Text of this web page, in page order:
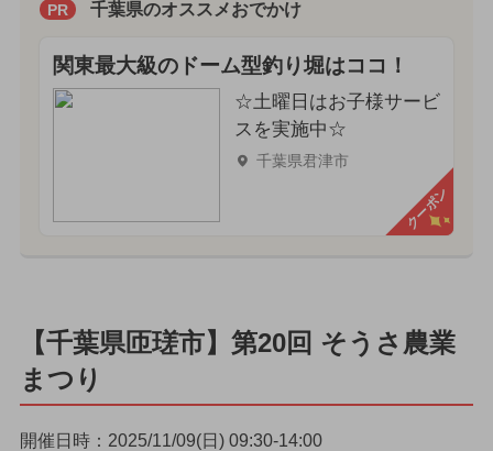
PR 千葉県のオススメおでかけ
関東最大級のドーム型釣り堀はココ！
☆土曜日はお子様サービ
スを実施中☆
千葉県君津市
クーポン
【千葉県匝瑳市】第20回 そうさ農業
まつり
開催日時：2025/11/09(日) 09:30-14:00